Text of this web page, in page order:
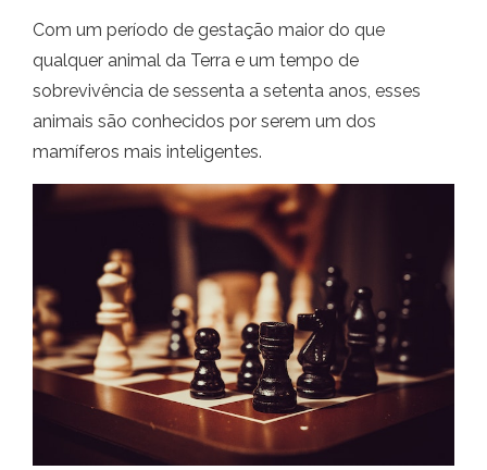
Com um período de gestação maior do que
qualquer animal da Terra e um tempo de
sobrevivência de sessenta a setenta anos, esses
animais são conhecidos por serem um dos
mamíferos mais inteligentes.